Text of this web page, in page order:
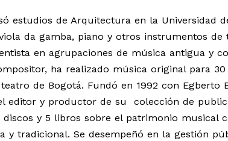
estudios de Arquitectura en la Universidad
da gamba, piano y otros instrumentos de
en agrupaciones de música antigua y
ha realizado música original para
de Bogotá. Fundó en 1992 con Egberto
editor y productor de su colección de
discos y 5 libros sobre el patrimonio musical
y tradicional. Se desempeñó en la gestión